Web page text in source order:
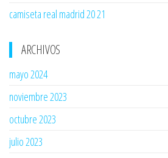
camiseta real madrid 20 21
ARCHIVOS
mayo 2024
noviembre 2023
octubre 2023
julio 2023